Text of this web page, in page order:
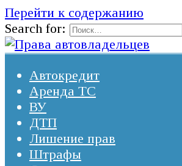
Перейти к содержанию
Search for:
Автокредит
Аренда ТС
ВУ
ДТП
Лишение прав
Штрафы